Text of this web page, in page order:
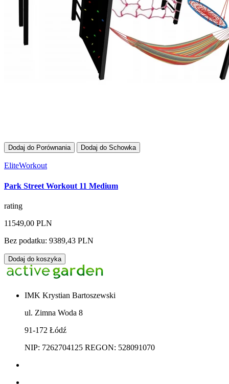
Dodaj do Porównania Dodaj do Schowka
EliteWorkout
Park Street Workout 11 Medium
rating
11549,00 PLN
Bez podatku: 9389,43 PLN
Dodaj do koszyka
IMK Krystian Bartoszewski
ul. Zimna Woda 8
91-172 Łódź
NIP: 7262704125 REGON: 528091070